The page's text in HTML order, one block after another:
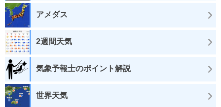
アメダス
2週間天気
気象予報士のポイント解説
世界天気